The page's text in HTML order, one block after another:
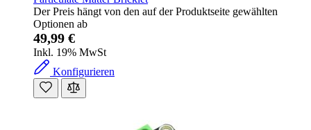
Der Preis hängt von den auf der Produktseite gewählten
Optionen ab
49,99 €
Inkl. 19% MwSt
Konfigurieren